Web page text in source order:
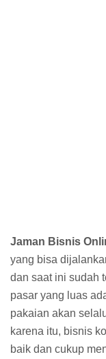
Jaman Bisnis
yang bisa
dan saat ini sudah
pasar yang luas
pakaian akan
karena itu, bisnis
baik dan cukup